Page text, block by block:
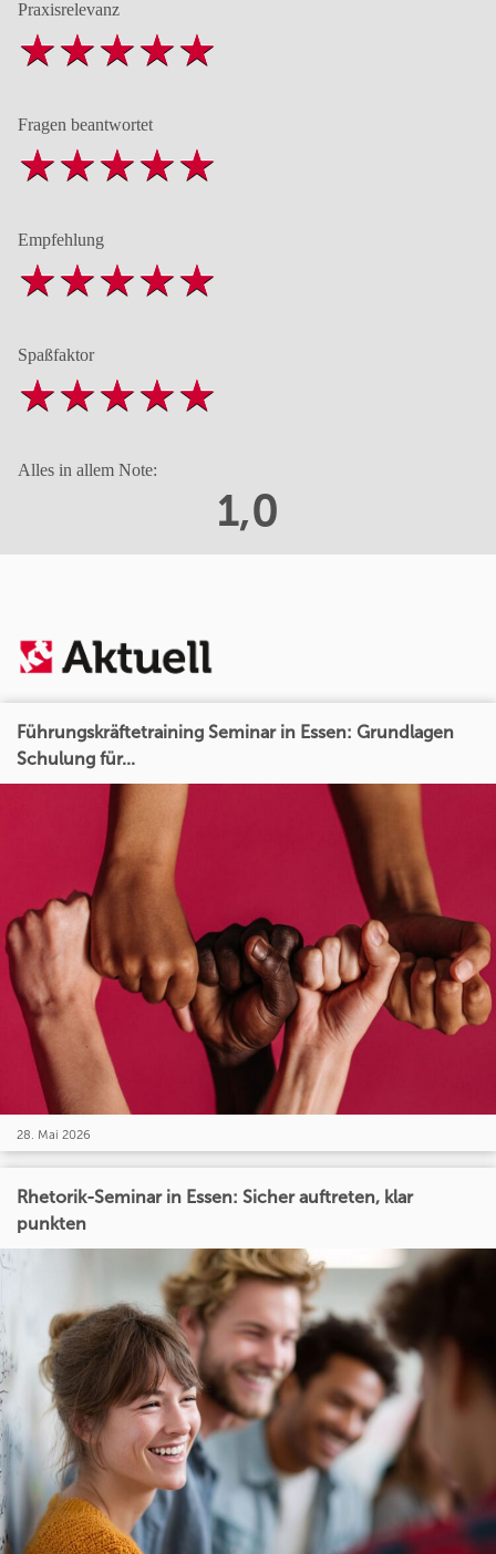
Praxisrelevanz
Fragen beantwortet
Empfehlung
Spaßfaktor
Alles in allem Note:
1,0
Führungskräftetraining Seminar in Essen: Grundlagen
Schulung für...
28. Mai 2026
Rhetorik-Seminar in Essen: Sicher auftreten, klar
punkten